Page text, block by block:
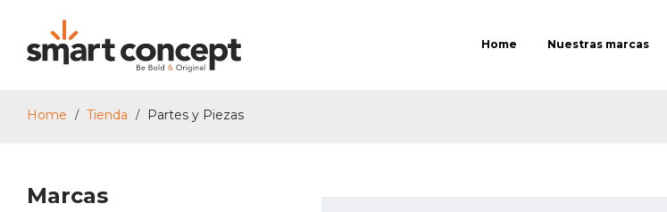
Home Nuestras marcas
Home / Tienda / Partes y Piezas
Marcas